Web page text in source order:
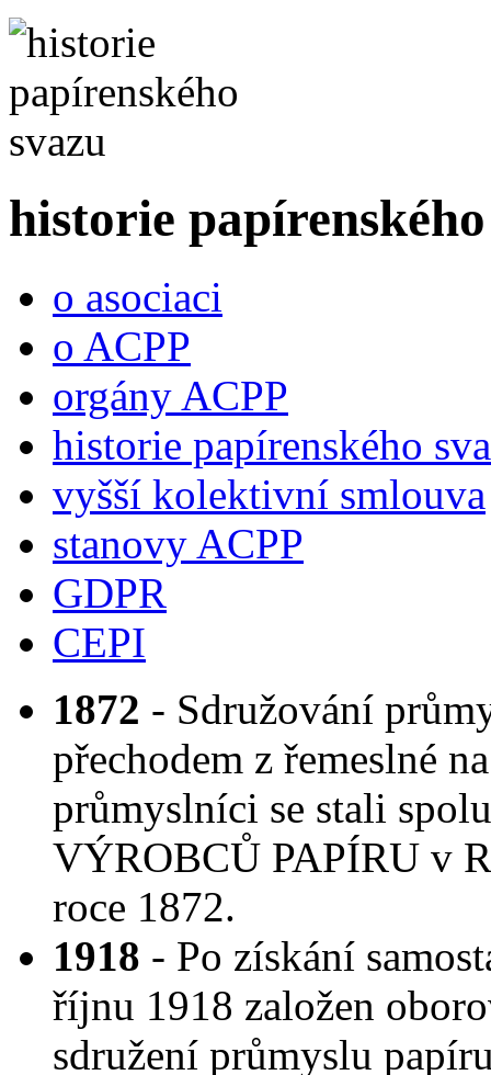
historie
o asociaci
o ACPP
orgány ACPP
historie papírenského
vyšší kolektivní smlouva
stanovy ACPP
GDPR
CEPI
1872 - Sdružování
přechodem z řemeslné
průmyslníci se stali
VÝROBCŮ PAPÍRU v
roce 1872.
1918 - Po získání
říjnu 1918 založen
sdružení průmyslu